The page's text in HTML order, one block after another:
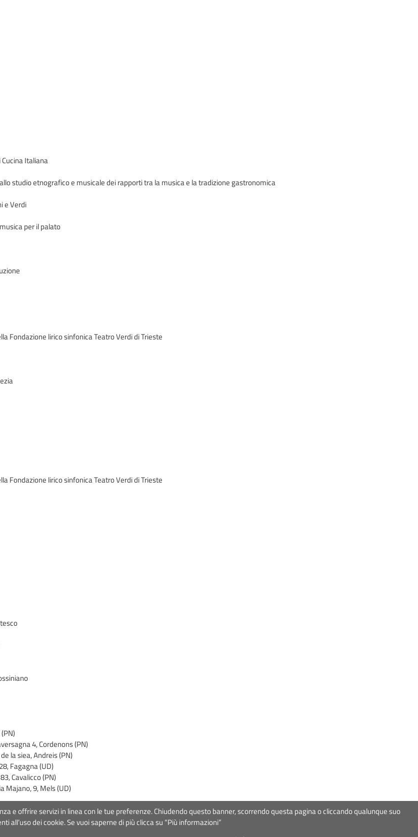
Italiana
studio etnografico e musicale dei rapporti tra la musica e la tradizione gastronomica
e Verdi
per il palato
Fondazione lirico sinfonica Teatro Verdi di Trieste
Fondazione lirico sinfonica Teatro Verdi di Trieste
4, Cordenons (PN)
la siea, Andreis (PN)
Fagagna (UD)
Cavalicco (PN)
Majano, 9, Mels (UD)
- Via Ostiense 234, 00144 Roma Partita Iva09222391006Codice fiscale97367000581
- Design&Development byMister Wolf srl- Hosting byBsnewline
e offrire servizi in linea con le tue preferenze. Chiudendo questo banner, scorrendo questa pagina o cliccando qualunque suo
all’uso dei cookie. Se vuoi saperne di più clicca su “Più informazioni”